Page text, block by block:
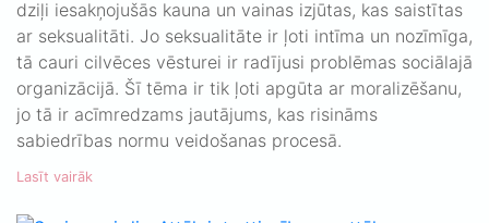
dziļi iesakņojušās kauna un vainas izjūtas, kas saistītas
ar seksualitāti. Jo seksualitāte ir ļoti intīma un nozīmīga,
tā cauri cilvēces vēsturei ir radījusi problēmas sociālajā
organizācijā. Šī tēma ir tik ļoti apgūta ar moralizēšanu,
jo tā ir acīmredzams jautājums, kas risināms
sabiedrības normu veidošanas procesā.
Lasīt vairāk